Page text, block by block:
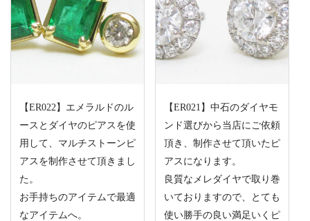
【ER022】エメラルドのル
ースとダイヤのピアスを使
用して、マルチストーンピ
アスを制作させて頂きまし
た。
お手持ちのアイテムで最適
なアイテムへ。
【ER021】中石のダイヤモ
ンド選びから当店にご依頼
頂き、制作させて頂いたピ
アスになります。
良質なメレダイヤで取り巻
いておりますので、とても
使い勝手の良い満足いくピ